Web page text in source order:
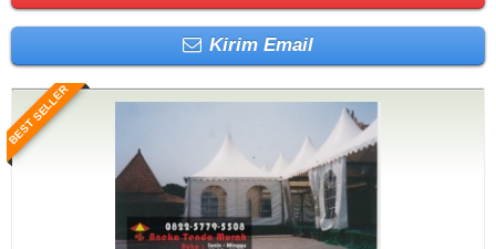
Kirim Email
BEST SELLER